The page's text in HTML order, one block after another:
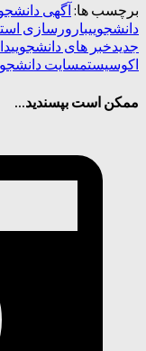
برچسب ها: آگهی
دانشجوییبارورسازی است
جدیدخبر های دانشجویی
اکوسیستمسایت
ممکن است بپسندید...